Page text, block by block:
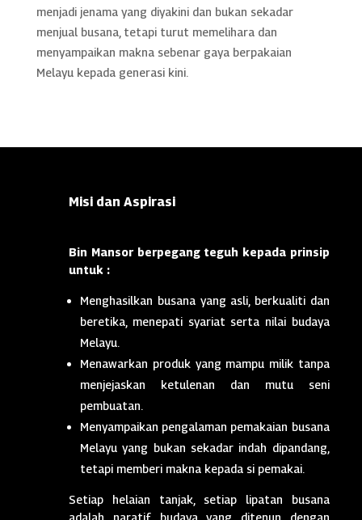
menjadi jenama yang diyakini dan bukan sekadar
menjual busana, tetapi turut memelihara dan
menyampaikan makna sebenar gaya berpakaian
Melayu kepada generasi kini.
Misi dan Aspirasi
Bin Mansor berpegang teguh kepada prinsip
untuk :
Menghasilkan busana yang asli, berkualiti dan
beretika, menepati syariat serta nilai budaya
Melayu.
Menawarkan produk yang mampu milik tanpa
menjejaskan ketulenan dan mutu seni
pembuatan.
Menyampaikan pengalaman pemakaian busana
Melayu yang bukan sekadar indah dipandang,
tetapi memberi makna kepada si pemakai.
Setiap helaian tanjak, setiap lipatan busana
adalah naratif budaya yang ditenun dengan